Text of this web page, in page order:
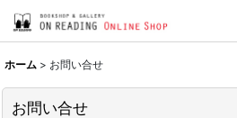
ホーム > お問い合せ
お問い合せ